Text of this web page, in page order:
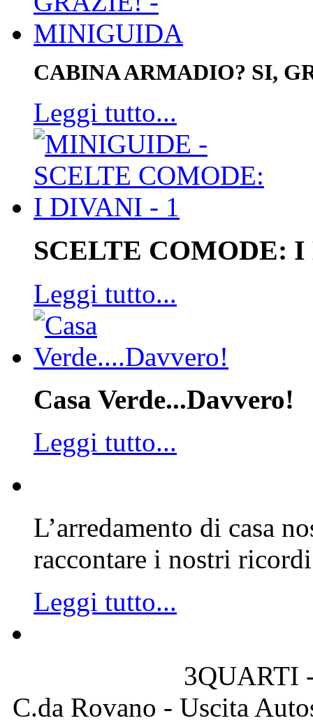
CABINA ARMADIO? SI,
Leggi tutto...
SCELTE COMODE:
Leggi tutto...
Casa Verde...Davvero!
Leggi tutto...
L’arredamento di casa
raccontare i nostri
Leggi tutto...
3QUARTI
C.da Rovano - Uscita